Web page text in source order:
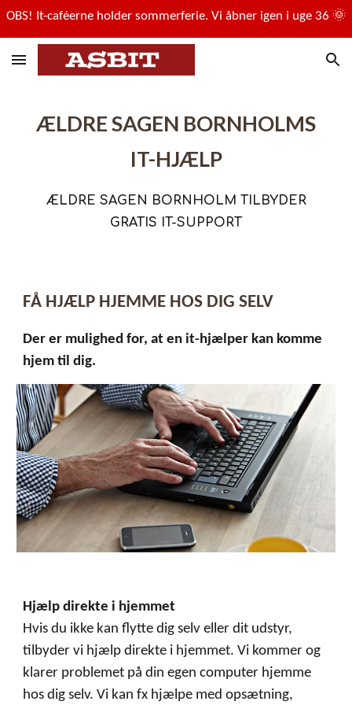
OBS! It-caféerne holder sommerferie. Vi åbner igen i uge 36 🌞
ÆLDRE SAGEN BORNHOLMS
IT-HJÆLP
ÆLDRE SAGEN BORNHOLM TILBYDER
GRATIS IT-SUPPORT
FÅ HJÆLP HJEMME HOS DIG SELV
Der er mulighed for, at en it-hjælper kan komme
hjem til dig.
Hjælp direkte i hjemmet
Hvis du ikke kan flytte dig selv eller dit udstyr,
tilbyder vi hjælp direkte i hjemmet. Vi kommer og
klarer problemet på din egencomputer hjemme
hos dig selv.Vi kan fx hjælpe med opsætning,